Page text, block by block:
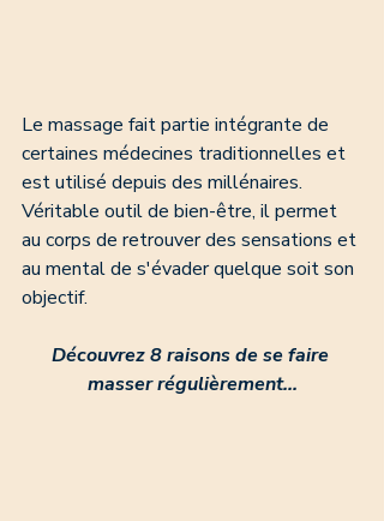
Le massage fait partie intégrante de
certaines médecines traditionnelles et
est utilisé depuis des millénaires.
Véritable outil de bien-être, il permet
au corps de retrouver des sensations et
au mental de s'évader quelque soit son
objectif.
Découvrez 8 raisons de se faire
masser régulièrement...